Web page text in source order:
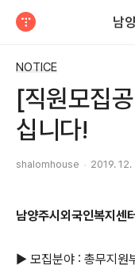
남
NOTICE
[직원모집
십니다!
shalomhouse 2019.
남양주시외국인복지센
▶ 모집분야 : 총무지원